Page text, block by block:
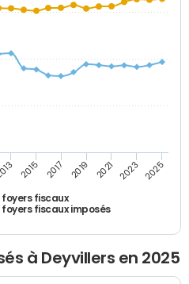
foyers fiscaux
foyers fiscaux imposés
2015 2017 2019 2021 2023 2025
à Deyvillers en 2025